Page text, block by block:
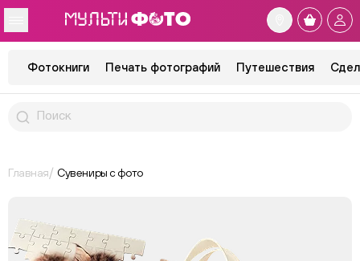
Фотокниги Печать фотографий Путешествия
Главная Сувениры с фото